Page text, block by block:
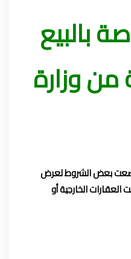
بالبيع
من وزارة
بعض الشروط لعرض
الخارجية أو